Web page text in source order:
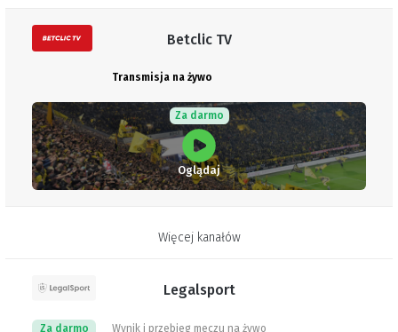
Betclic TV
Transmisja na żywo
Za darmo
Oglądaj
Więcej kanałów
Legalsport
Wynik i przebieg meczu na żywo
Za darmo